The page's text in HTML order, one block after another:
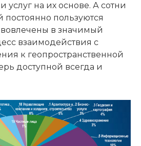
услуг на их основе. А сотни
пользуются
в значимый
взаимодействия с
к геопространственной
доступной всегда и